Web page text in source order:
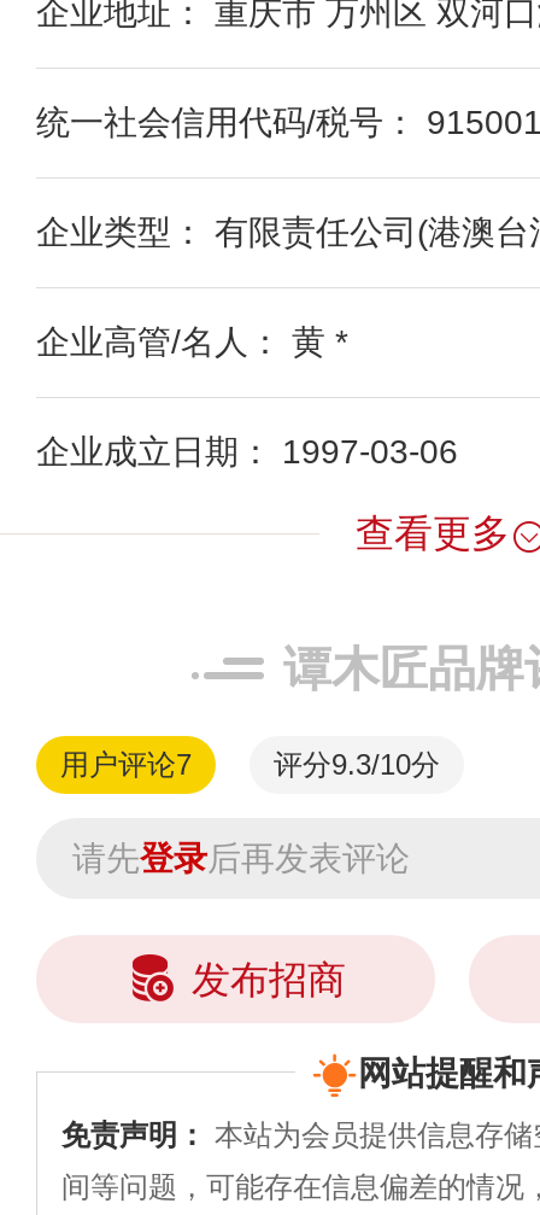
企业地址： 重庆市 万州区 双河
统一社会信用代码/税号：
企业类型： 有限责任公司(港澳台
企业高管/名人： 黄 *
企业成立日期： 1997-03-06
查看更多
谭木匠品牌
用户评论7 评分9.3/10分
请先登录后再发表评论
发布招商
网站提醒和
免责声明： 本站为会员提供信息存
间等问题，可能存在信息偏差的情况